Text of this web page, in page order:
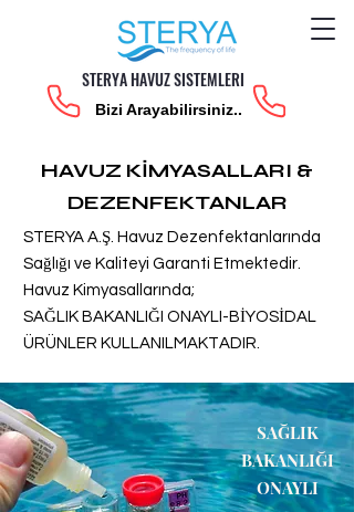
STERYA HAVUZ SISTEMLERI
Bizi Arayabilirsiniz..
HAVUZ KİMYASALLARI &
DEZENFEKTANLAR
STERYA A.Ş. Havuz Dezenfektanlarında
Sağlığı ve Kaliteyi Garanti Etmektedir.
Havuz Kimyasallarında;
SAĞLIK BAKANLIĞI ONAYLI-BİYOSİDAL
ÜRÜNLER KULLANILMAKTADIR.
SAĞLIK
BAKANLIĞI
ONAYLI